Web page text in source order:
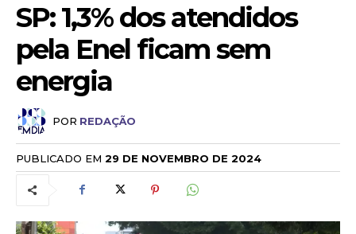
SP: 1,3% dos atendidos
pela Enel ficam sem
energia
POR REDAÇÃO
PUBLICADO EM 29 DE NOVEMBRO DE 2024